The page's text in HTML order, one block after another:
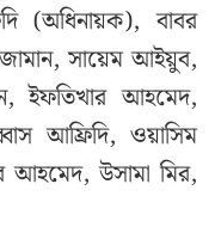
(অধিনায়ক), বাবর
সায়েম আইয়ুব,
ইফতিখার আহমেদ,
আফ্রিদি, ওয়াসিম
উসামা মির,